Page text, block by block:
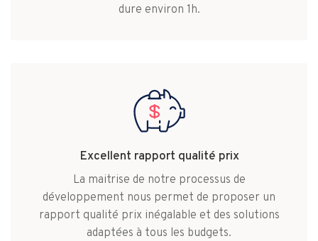
dure environ 1h.
Excellent rapport qualité prix
La maitrise de notre processus de
développement nous permet de proposer un
rapport qualité prix inégalable et des solutions
adaptées à tous les budgets.